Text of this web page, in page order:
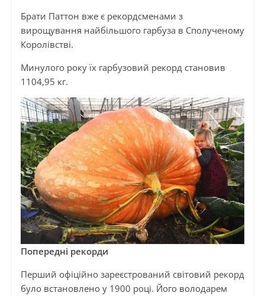
Брати Паттон вже є рекордсменами з
вирощування найбільшого гарбуза в Сполученому
Королівстві.
Минулого року їх гарбузовий рекорд становив
1104,95 кг.
Попередні рекорди
Перший офіційно зареєстрований світовий рекорд
було встановлено у 1900 році. Його володарем